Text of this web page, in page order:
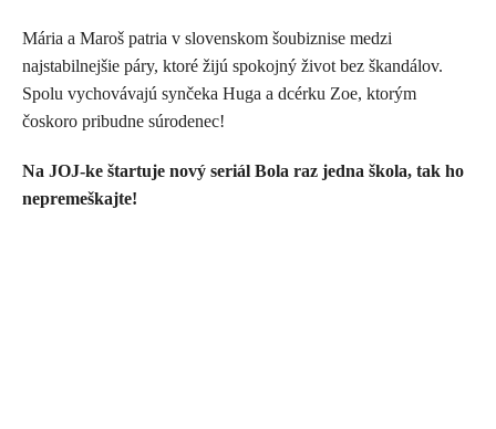
Mária a Maroš patria v slovenskom šoubiznise medzi
najstabilnejšie páry, ktoré žijú spokojný život bez škandálov.
Spolu vychovávajú synčeka Huga a dcérku Zoe, ktorým
čoskoro pribudne súrodenec!
Na JOJ-ke štartuje nový seriál Bola raz jedna škola, tak ho
nepremeškajte!